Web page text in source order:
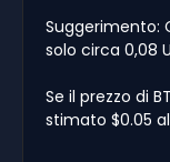
Suggerimento:
solo circa 0,08
Se il prezzo di
stimato $0.05